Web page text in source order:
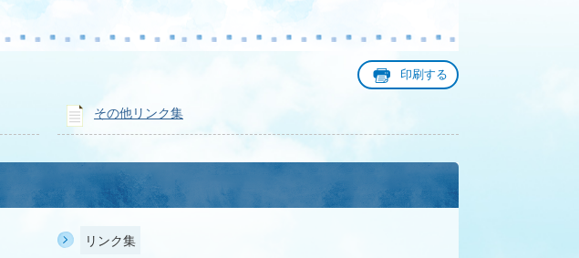
印刷する
その他リンク集
リンク集